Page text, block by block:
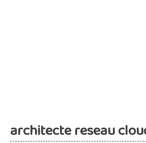
architecte reseau